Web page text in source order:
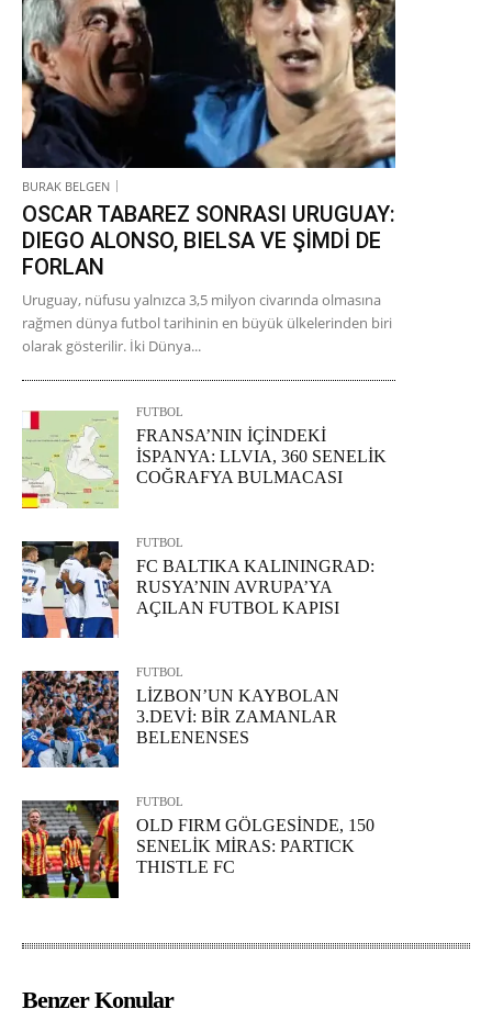
BURAK BELGEN
OSCAR TABAREZ SONRASI URUGUAY:
DIEGO ALONSO, BIELSA VE ŞİMDİ DE
FORLAN
Uruguay, nüfusu yalnızca 3,5 milyon civarında olmasına
rağmen dünya futbol tarihinin en büyük ülkelerinden biri
olarak gösterilir. İki Dünya...
FUTBOL
FRANSA’NIN İÇİNDEKİ
İSPANYA: LLVIA, 360 SENELİK
COĞRAFYA BULMACASI
FUTBOL
FC BALTIKA KALININGRAD:
RUSYA’NIN AVRUPA’YA
AÇILAN FUTBOL KAPISI
FUTBOL
LİZBON’UN KAYBOLAN
3.DEVİ: BİR ZAMANLAR
BELENENSES
FUTBOL
OLD FIRM GÖLGESİNDE, 150
SENELİK MİRAS: PARTICK
THISTLE FC
Benzer Konular